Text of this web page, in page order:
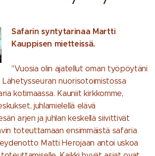
Safarin syntytarinaa Martti
Kauppisen mietteissä.
"Vuosia olin ajatellut oman työpöytäni
Lähetysseuran nuorisotoimistossa
kotimaassa. Kauniit kirkkomme,
juhlamielellä elävä
arjen ja juhlan keskellä siivittivät
toteuttamaan ensimmäistä safaria
Matti Herojaan antoi uskoa